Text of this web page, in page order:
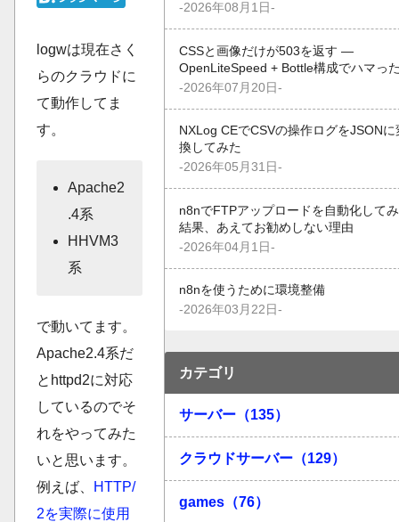
logwは現在さく
らのクラウドに
て動作してま
す。
Apache2
.4系
HHVM3
系
で動いてます。
Apache2.4系だ
とhttpd2に対応
しているのでそ
れをやってみた
いと思います。
例えば、
HTTP/
2を実際に使用
-2026年08月1日-
CSSと画像だけが503を返す —
OpenLiteSpeed + Bottle構成でハマっ
-2026年07月20日-
NXLog CEでCSVの操作ログをJSONに
換してみた
-2026年05月31日-
n8nでFTPアップロードを自動化して
結果、あえてお勧めしない理由
-2026年04月1日-
n8nを使うために環境整備
-2026年03月22日-
カテゴリ
サーバー（135）
クラウドサーバー（129）
games（76）